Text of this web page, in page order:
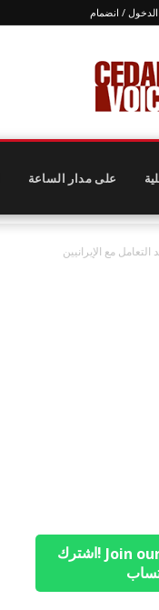
/ انضمام
على مدار الساعة
التعامل مع الإيرانيين
!اشترك